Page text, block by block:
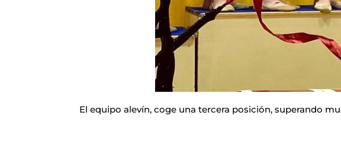
El equipo alevín, coge una tercera posición, superando